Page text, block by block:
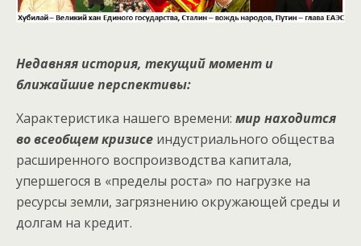
Недавняя история, текущий момент и
ближайшие перспективы:
Характеристика нашего времени: мир находится
во всеобщем кризисе индустриального общества
расширенного воспроизводства капитала,
упершегося в «пределы роста» по нагрузке на
ресурсы земли, загрязнению окружающей среды и
долгам на кредит.